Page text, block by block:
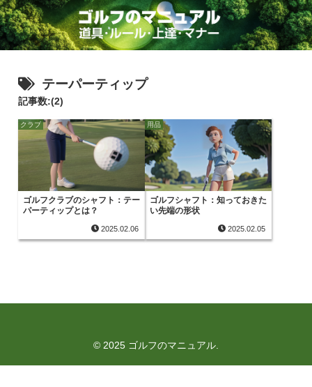
テーパーティップ
記事数:(2)
クラブ
ゴルフクラブのシャフト：テー
パーティップとは？
2025.02.06
用品
ゴルフシャフト：知っておきた
い先端の形状
2025.02.05
© 2025 ゴルフのマニュアル.